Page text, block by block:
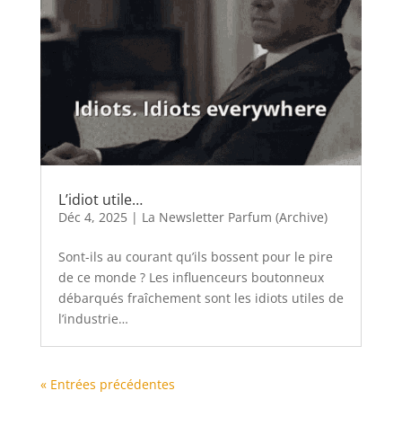
L’idiot utile…
Déc 4, 2025| La Newsletter Parfum (Archive)
Sont-ils au courant qu’ils bossent pour le pire
de ce monde ? Les influenceurs boutonneux
débarqués fraîchement sont les idiots utiles de
l’industrie…
« Entrées précédentes